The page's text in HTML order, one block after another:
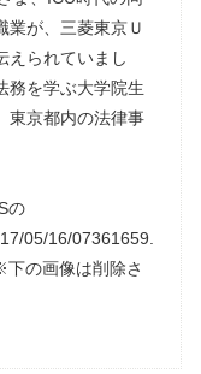
業が、三菱東京Ｕ
えられていまし
務を学ぶ大学院生
東京都内の法律事
の
05/16/07361659.
の画像は削除さ